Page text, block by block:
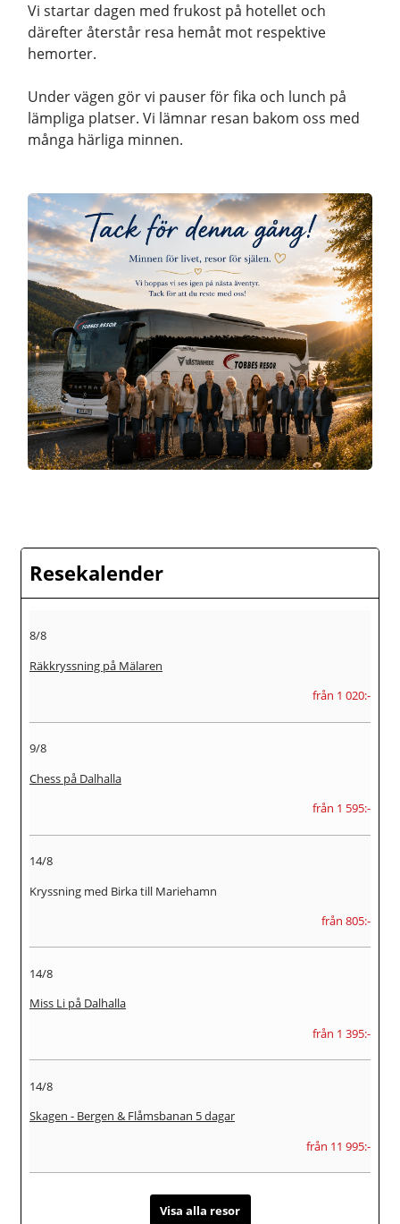
Vi startar dagen med frukost på hotellet och
därefter återstår resa hemåt mot respektive
hemorter.
Under vägen gör vi pauser för fika och lunch på
lämpliga platser. Vi lämnar resan bakom oss med
många härliga minnen.
Resekalender
8/8
Räkkryssning på Mälaren
från 1 020:-
9/8
Chess på Dalhalla
från 1 595:-
14/8
Kryssning med Birka till Mariehamn
från 805:-
14/8
Miss Li på Dalhalla
från 1 395:-
14/8
Skagen - Bergen & Flåmsbanan 5 dagar
från 11 995:-
Visa alla resor